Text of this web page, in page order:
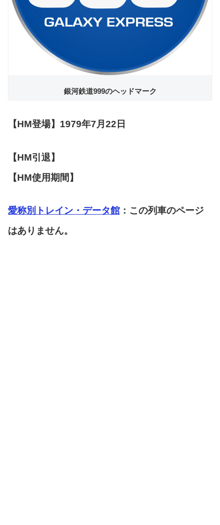
銀河鉄道999のヘッドマーク
【HM登場】1979年7月22日
【HM引退】
【HM使用期間】
愛称別トレイン・データ館 ：この列車のページ
はありません。